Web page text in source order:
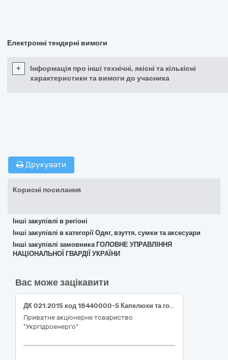
Електронні тендерні вимоги
+
Інформація про інші технічні, якісні та кількісні
характеристики та вимоги до учасника
Друкувати
Корисні посилання
Інші закупівлі в регіоні
Інші закупівлі в категорії Одяг, взуття, сумки та аксесуари
Інші закупівлі замовника ГОЛОВНЕ УПРАВЛІННЯ
НАЦІОНАЛЬНОЇ ГВАРДІЇ УКРАЇНИ
Вас може зацікавити
ДК 021:2015 код 18440000-5 Капелюхи та головні убори (Закупівля касок для філії "Середньодніпровська ГЕС" ПрАТ "Укргідроенерго")
Приватне акціонерне товариство
"Укргідроенерго"